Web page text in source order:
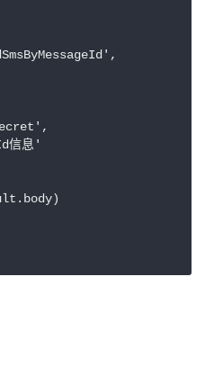
信息'